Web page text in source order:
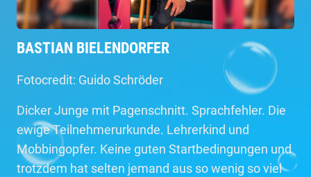
BASTIAN BIELENDORFER
Fotocredit: Guido Schröder
Dicker Junge mit Pagenschnitt. Sprachfehler. Die
ewige Teilnehmerurkunde. Lehrerkind und
Mobbingopfer. Keine guten Startbedingungen und
trotzdem hat selten jemand aus so wenig so viel